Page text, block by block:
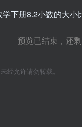
预览已结束，还剩
经允许请勿转载。